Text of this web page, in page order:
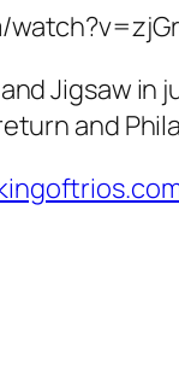
Jigsaw in
and